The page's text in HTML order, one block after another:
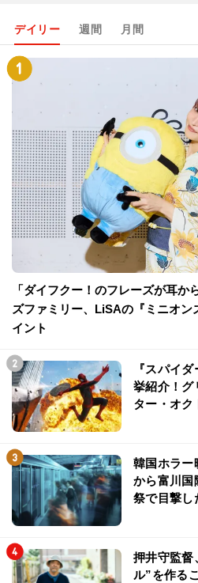
デイリー 週間 月間
「ダイフクー！のフレーズが耳か
ズファミリー、LiSAの『ミニオン
イント
『スパイ
挙紹介！グ
ター・オク
韓国ホラー
から富川国
祭で目撃し
押井守監督
ル”を作る